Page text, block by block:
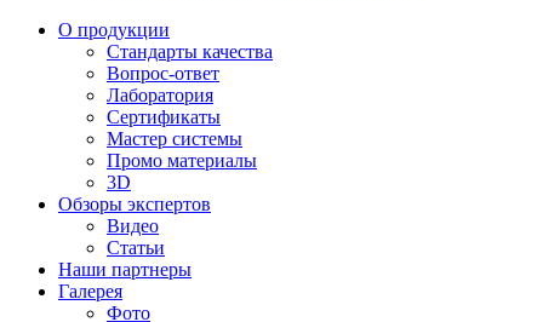
О продукции
Стандарты качества
Вопрос-ответ
Лаборатория
Сертификаты
Мастер системы
Промо материалы
3D
Обзоры экспертов
Видео
Статьи
Наши партнеры
Галерея
Фото